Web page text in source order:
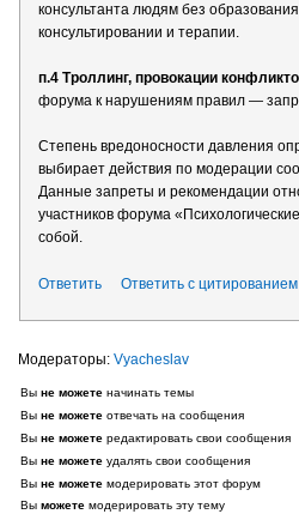
консультанта людям без
консультировании и терапии.
п.4 Троллинг, провокации
форума к нарушениям правил —
Степень вредоносности давления
выбирает действия по модерации
Данные запреты и рекомендации
участников форума
собой.
Ответить Ответить с цитированием
Vyacheslav
Вы не можете начинать темы
Вы не можете отвечать на сообщения
Вы не можете редактировать свои сообщения
Вы не можете удалять свои сообщения
Вы не можете модерировать этот форум
Вы можете модерировать эту тему